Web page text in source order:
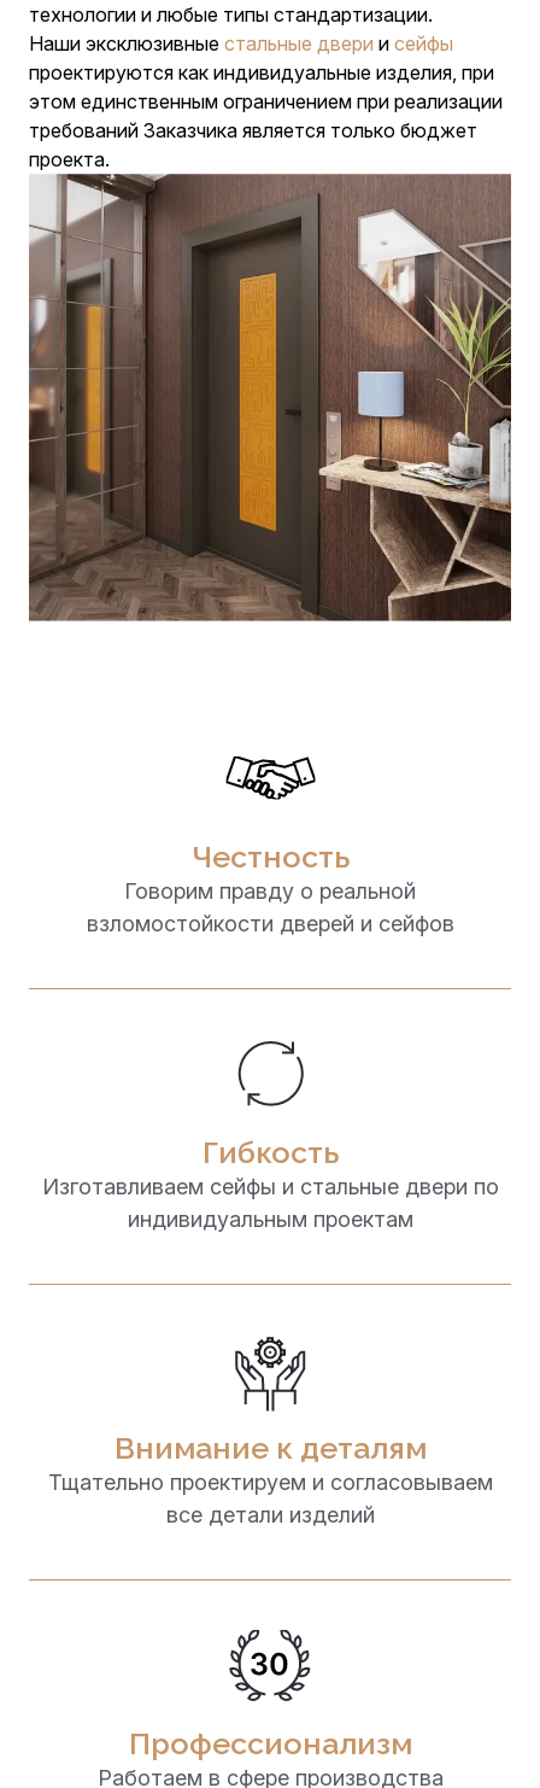
технологии и любые типы стандартизации.
Наши эксклюзивные стальные двери и сейфы
проектируются как индивидуальные изделия, при
этом единственным ограничением при реализации
требований Заказчика является только бюджет
проекта.
Честность
Говорим правду о реальной
взломостойкости дверей и сейфов
Гибкость
Изготавливаем сейфы и стальные двери по
индивидуальным проектам
Внимание к деталям
Тщательно проектируем и согласовываем
все детали изделий
Профессионализм
Работаем в сфере производства